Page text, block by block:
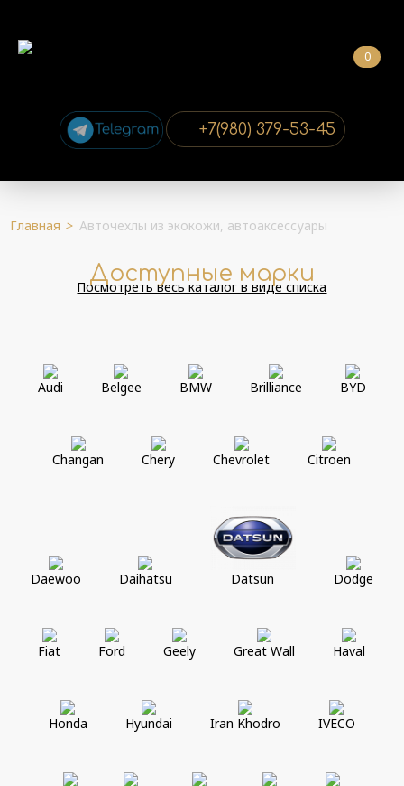
0
+7(980) 379-53-45
Главная > Авточехлы из экокожи, автоаксессуары
Доступные марки
Посмотреть весь каталог в виде списка
Audi Belgee BMW Brilliance BYD
Changan Chery Chevrolet Citroen
Daewoo Daihatsu Datsun Dodge
Fiat Ford Geely Great Wall Haval
Honda Hyundai Iran Khodro IVECO